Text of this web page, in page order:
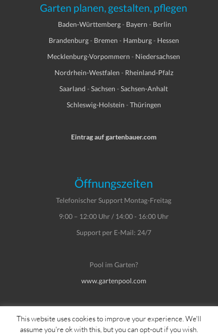
Garten planen, gestalten, pflegen
Baden-Württemberg- Bayern - Berlin
Brandenburg- Bremen - Hamburg- Hessen
Mecklenburg-Vorpommern - Niedersachsen
Nordrhein-Westfalen - Rheinland-Pfalz
Saarland -Sachsen -Sachsen-Anhalt
Schleswig-Holstein - Thüringen
Eintrag auf gartenbauer.com
Öffnungszeiten
Telefonischer Support Montag-Freitag
9:00 – 12:00 Uhr / 14:00 - 16:00 Uhr
Support per E-Mail: 24/7
Pool im Garten?
www.gartenpool.com
This website uses cookies to improve your experience. We'll
assume you're ok with this, but you can opt-out if you wish.